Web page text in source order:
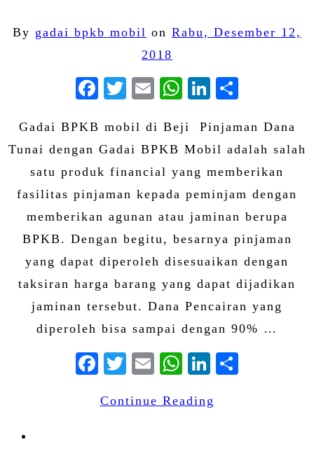
By gadai bpkb mobil on Rabu, Desember 12,
2018
Facebook
Twitter
EmailWhatsApp
LinkedIn
Gadai BPKB mobil di Beji Pinjaman Dana
Tunai dengan Gadai BPKB Mobil adalah salah
satu produk financial yang memberikan
fasilitas pinjaman kepada peminjam dengan
memberikan agunan atau jaminan berupa
BPKB. Dengan begitu, besarnya pinjaman
yang dapat diperoleh disesuaikan dengan
taksiran harga barang yang dapat dijadikan
jaminan tersebut. Dana Pencairan yang
diperoleh bisa sampai dengan 90% …
Facebook
Twitter
EmailWhatsApp
LinkedIn
Continue Reading